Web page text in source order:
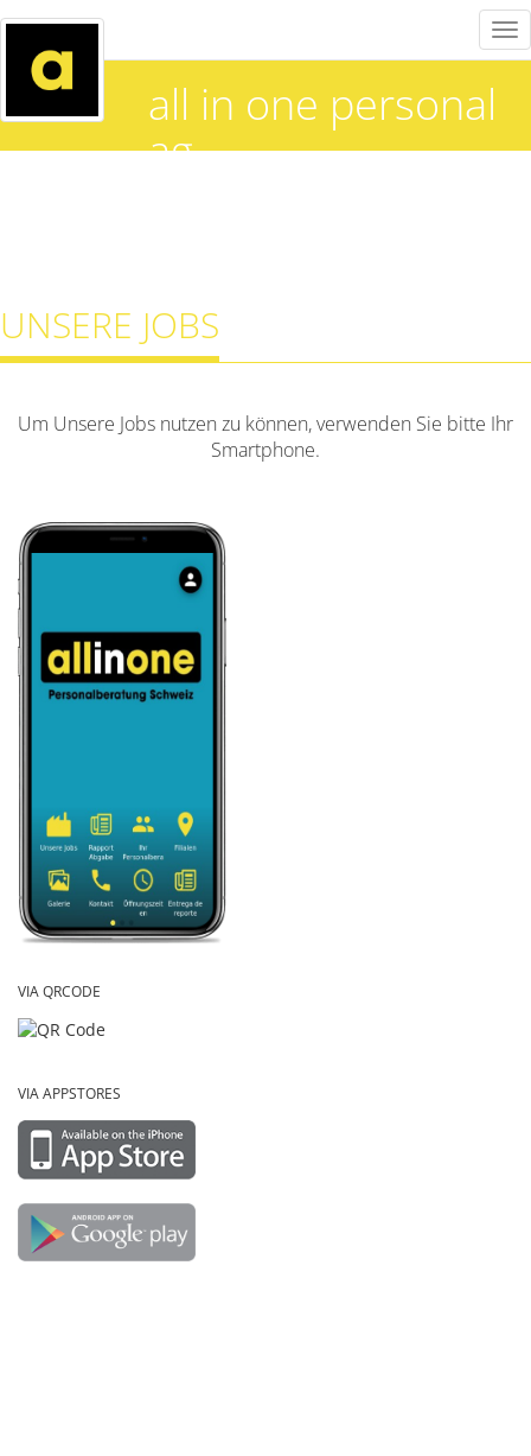
all in one personal
ag
UNSERE JOBS
Um Unsere Jobs nutzen zu können, verwenden Sie bitte Ihr
Smartphone.
VIA QRCODE
VIA APPSTORES